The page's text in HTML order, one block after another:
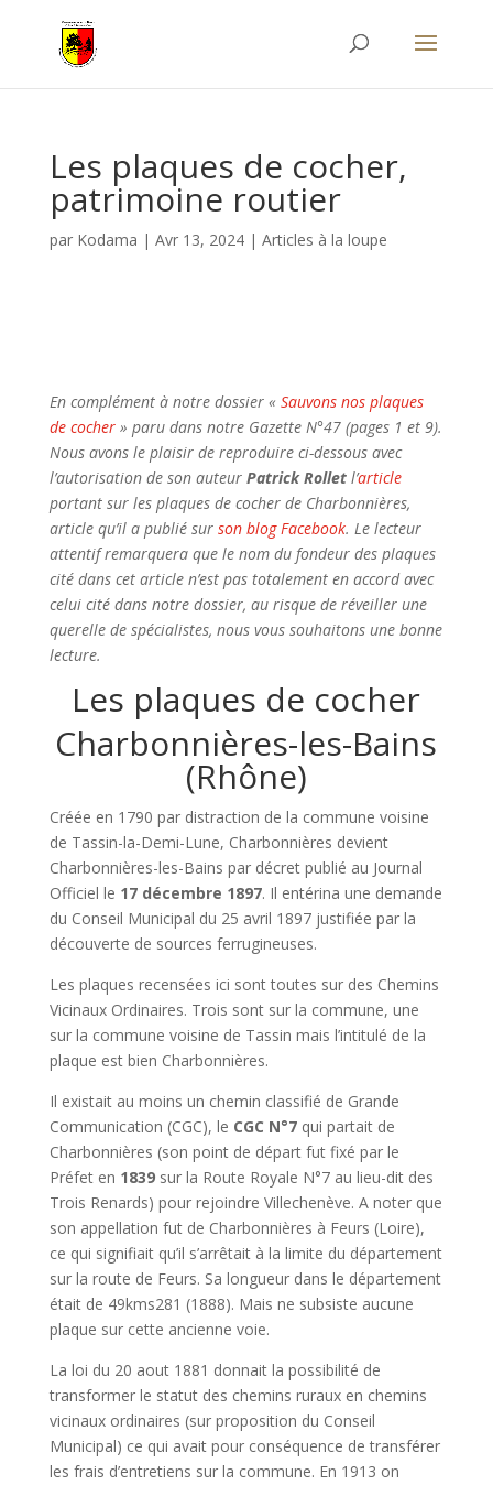
Les plaques de cocher,
patrimoine routier
par Kodama | Avr 13, 2024| Articles à la loupe
En complément à notre dossier « Sauvons nos plaques
de cocher» paru dans notre Gazette N°47 (pages 1 et 9).
Nous avons le plaisir de reproduire ci-dessous avec
l’autorisation de son auteur Patrick Rolletl’article
portant sur les plaques de cocher de Charbonnières,
article qu’il a publié sur son blog Facebook. Le lecteur
attentif remarquera que le nom du fondeur des plaques
cité dans cet article n’est pas totalement en accord avec
celui cité dans notre dossier, au risque de réveiller une
querelle de spécialistes, nous vous souhaitons une bonne
lecture.
Les plaques de cocher
Charbonnières-les-Bains
(Rhône)
Créée en 1790 par distraction de la commune voisine
de Tassin-la-Demi-Lune, Charbonnières devient
Charbonnières-les-Bains par décret publié au Journal
Officiel le 17 décembre 1897. Il entérina une demande
du Conseil Municipal du 25 avril 1897 justifiée par la
découverte de sources ferrugineuses.
Les plaques recensées ici sont toutes sur des Chemins
Vicinaux Ordinaires. Trois sont sur la commune, une
sur la commune voisine de Tassin mais l’intitulé de la
plaque est bien Charbonnières.
Il existait au moins un chemin classifié de Grande
Communication (CGC), le CGC N°7qui partait de
Charbonnières (son point de départ fut fixé par le
Préfet en 1839sur la Route Royale N°7 au lieu-dit des
Trois Renards) pour rejoindre Villechenève. A noter que
son appellation fut de Charbonnières à Feurs (Loire),
ce qui signifiait qu’il s’arrêtait à la limite du département
sur la route de Feurs. Sa longueur dans le département
était de 49kms281 (1888). Mais ne subsiste aucune
plaque sur cette ancienne voie.
La loi du 20 aout 1881 donnait la possibilité de
transformer le statut des chemins ruraux en chemins
vicinaux ordinaires (sur proposition du Conseil
Municipal) ce qui avait pour conséquence de transférer
les frais d’entretiens sur la commune. En 1913 on